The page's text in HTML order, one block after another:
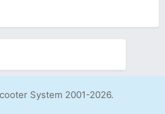
System 2001-2026.